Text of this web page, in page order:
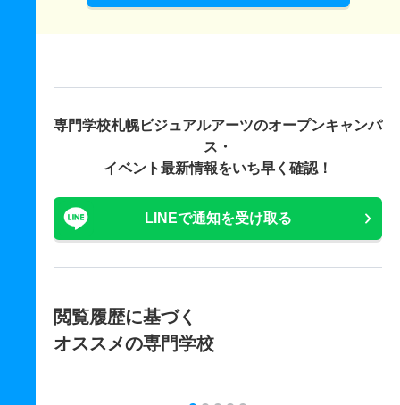
専門学校札幌ビジュアルアーツのオープンキャンパ
ス・
イベント最新情報をいち早く確認！
LINEで通知を受け取る
閲覧履歴に基づく
オススメの専門学校